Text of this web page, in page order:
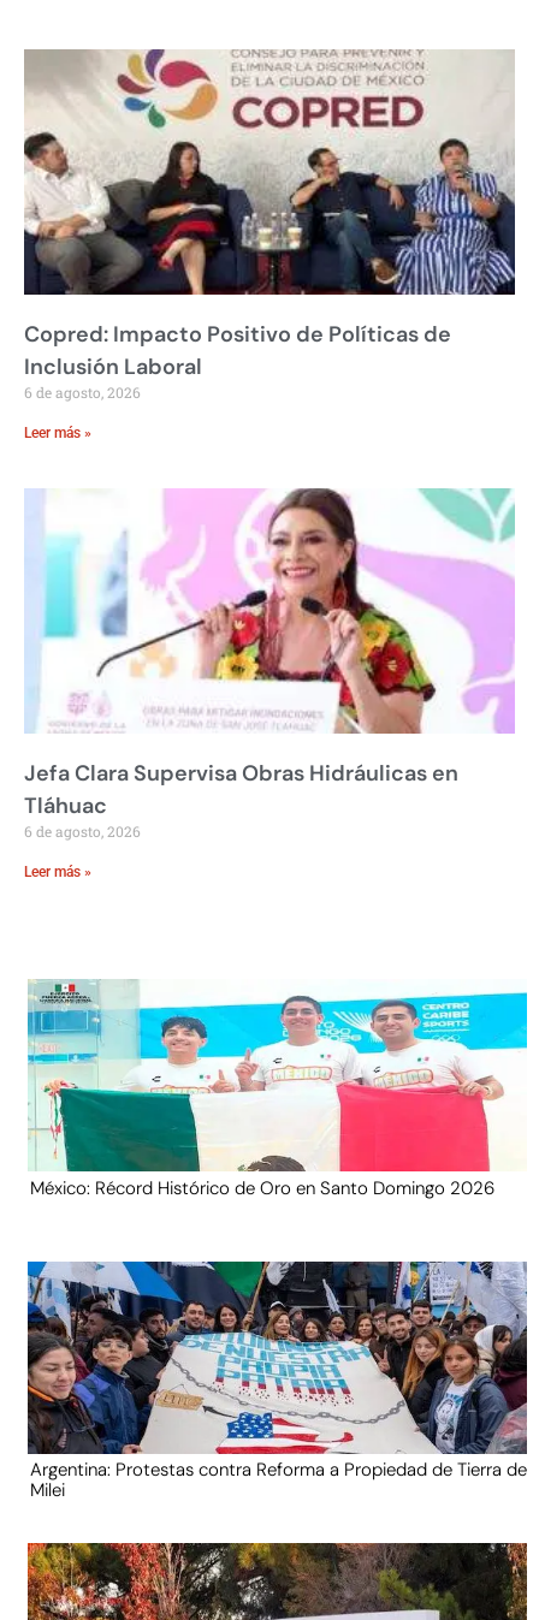
Copred: Impacto Positivo de Políticas de
Inclusión Laboral
6 de agosto, 2026
Leer más »
Jefa Clara Supervisa Obras Hidráulicas en
Tláhuac
6 de agosto, 2026
Leer más »
México: Récord Histórico de Oro en Santo Domingo 2026
Argentina: Protestas contra Reforma a Propiedad de Tierra de
Milei